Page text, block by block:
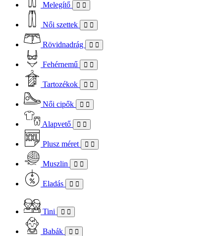
Melegítő
Női szettek
Rövidnadrág
Fehérnemű
Tartozékok
Női cipők
Alapvető
Plusz méret
Muszlin
Eladás
Tini
Babák